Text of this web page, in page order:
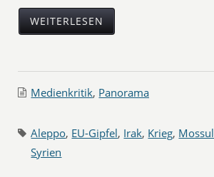
WEITERLESEN
Medienkritik, Panorama
Aleppo, EU-Gipfel, Irak, Krieg, Mossul
Syrien